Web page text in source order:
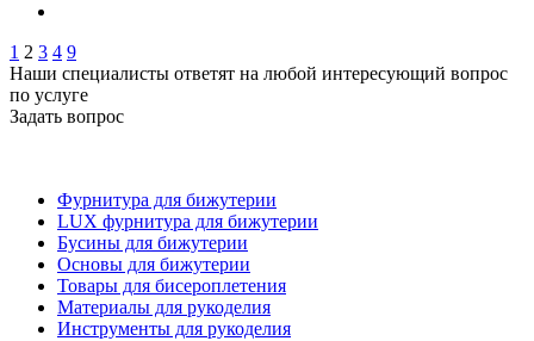
1 2 3 4 9
Наши специалисты ответят на любой интересующий вопрос
по услуге
Задать вопрос
Фурнитура для бижутерии
LUX фурнитура для бижутерии
Бусины для бижутерии
Основы для бижутерии
Товары для бисероплетения
Материалы для рукоделия
Инструменты для рукоделия